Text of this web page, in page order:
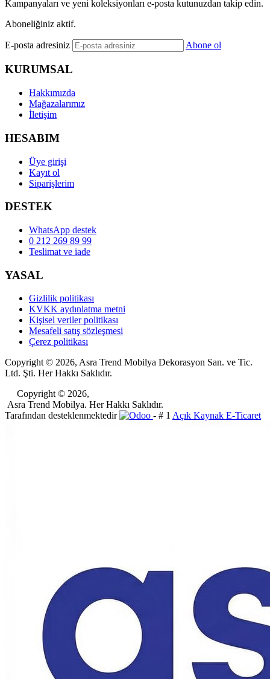
Kampanyaları ve yeni koleksiyonları e-posta kutunuzdan takip edin.
Aboneliğiniz aktif.
E-posta adresiniz Abone ol
KURUMSAL
Hakkımızda
Mağazalarımız
İletişim
HESABIM
Üye girişi
Kayıt ol
Siparişlerim
DESTEK
WhatsApp destek
0 212 269 89 99
Teslimat ve iade
YASAL
Gizlilik politikası
KVKK aydınlatma metni
Kişisel veriler politikası
Mesafeli satış sözleşmesi
Çerez politikası
Copyright © 2026, Asra Trend Mobilya Dekorasyon San. ve Tic.
Ltd. Şti. Her Hakkı Saklıdır.
​Copyright © 2026,
Asra Trend Mobilya. Her Hakkı Saklıdır.
Tarafından desteklenmektedir
- # 1 Açık Kaynak E-Ticaret